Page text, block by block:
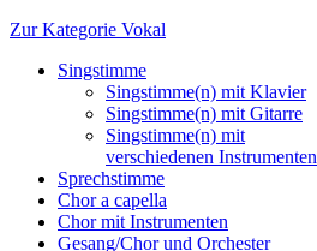
Zur Kategorie Vokal
Singstimme
Singstimme(n) mit Klavier
Singstimme(n) mit Gitarre
Singstimme(n) mit
verschiedenen Instrumenten
Sprechstimme
Chor a capella
Chor mit Instrumenten
Gesang/Chor und Orchester